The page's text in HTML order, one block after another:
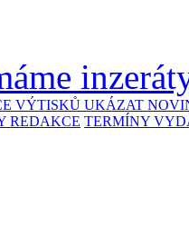
VÝTISKŮ UKÁZAT
REDAKCE TERMÍNY